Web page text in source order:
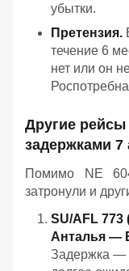
убытки.
Претензия.
течение 6
нет или он
Другие
задержками 7
Помимо NE
затронули и
SU/AFL
Анталья —
Задержка —